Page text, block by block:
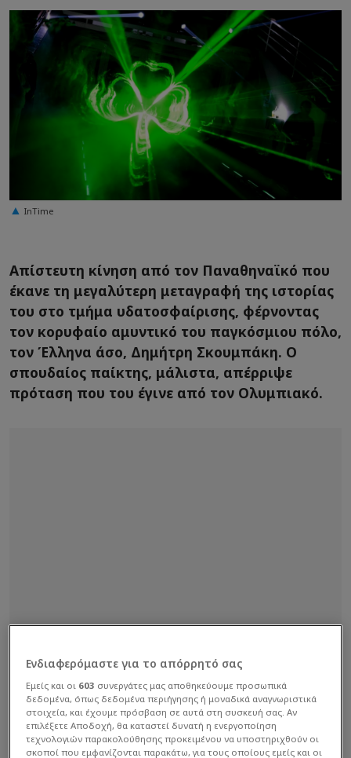
InTime
Απίστευτη κίνηση από τον Παναθηναϊκό που
έκανε τη μεγαλύτερη μεταγραφή της ιστορίας
του στο τμήμα υδατοσφαίρισης, φέρνοντας
τον κορυφαίο αμυντικό του παγκόσμιου πόλο,
τον Έλληνα άσο, Δημήτρη Σκουμπάκη. Ο
σπουδαίος παίκτης, μάλιστα, απέρριψε
πρόταση που του έγινε από τον Ολυμπιακό.
Ενδιαφερόμαστε για το απόρρητό σας
Εμείς και οι 603 συνεργάτες μας αποθηκεύουμε προσωπικά
δεδομένα, όπως δεδομένα περιήγησης ή μοναδικά αναγνωριστικά
στοιχεία, και έχουμε πρόσβαση σε αυτά στη συσκευή σας. Αν
επιλέξετε Αποδοχή, θα καταστεί δυνατή η ενεργοποίηση
τεχνολογιών παρακολούθησης προκειμένου να υποστηριχθούν οι
σκοποί που εμφανίζονται παρακάτω, για τους οποίους εμείς και οι